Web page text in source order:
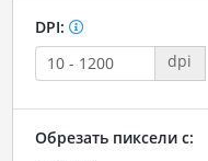
DPI:
dpi
Обрезать пиксели с: